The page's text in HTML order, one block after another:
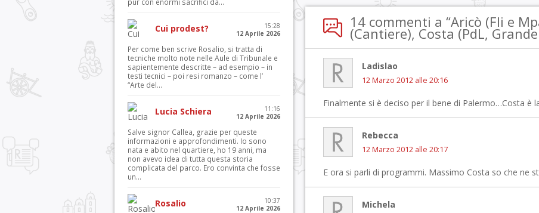
14 commenti a “Aricò (Fli e
(Cantiere), Costa (PdL, Grande
Ladislao
12 Marzo 2012 alle 20:16
Finalmente si è deciso per il bene di Palermo…Costa è
Rebecca
12 Marzo 2012 alle 20:17
E ora si parli di programmi. Massimo Costa so che ne
Michela
pur con enormi sacrifici da...
Cui prodest?
15:28
12 Aprile 2026
Per come ben scrive Rosalio, si tratta di
tecniche molto note nelle Aule di Tribunale e
sapientemente descritte – ad esempio – in
testi tecnici – poi resi romanzo – come l’
“Arte del...
Lucia Schiera
11:16
12 Aprile 2026
Salve signor Callea, grazie per queste
informazioni e approfondimenti. Io sono
nata e abito nel quartiere, ho 19 anni, ma
non avevo idea di tutta questa storia
complicata del parco. Ero convinta che fosse
un...
Rosalio
10:37
12 Aprile 2026